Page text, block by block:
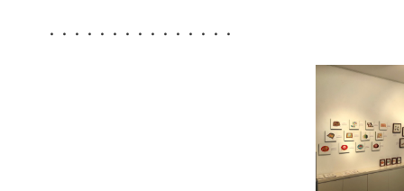
・・・・・・・・・・・・・・・